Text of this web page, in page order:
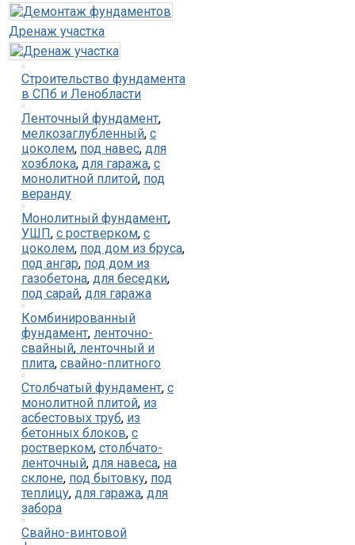
Дренаж участка
Строительство фундамента
в СПб и Ленобласти
Ленточный фундамент,
мелкозаглубленный, с
цоколем, под навес, для
хозблока, для гаража, с
монолитной плитой, под
веранду
Монолитный фундамент,
УШП, с ростверком, с
цоколем, под дом из бруса,
под ангар, под дом из
газобетона, для беседки,
под сарай, для гаража
Комбинированный
фундамент, ленточно-
свайный, ленточный и
плита, свайно-плитного
Столбчатый фундамент, с
монолитной плитой, из
асбестовых труб, из
бетонных блоков, с
ростверком, столбчато-
ленточный, для навеса, на
склоне, под бытовку, под
теплицу, для гаража, для
забора
Свайно-винтовой